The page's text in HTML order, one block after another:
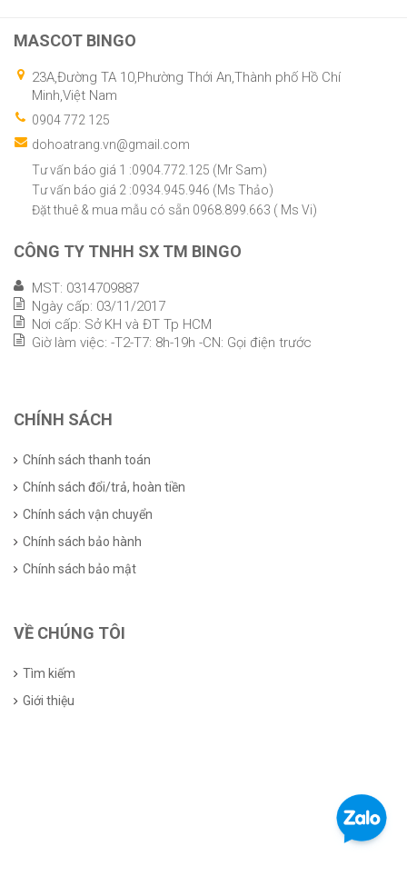
MASCOT BINGO
23A,Đường TA 10,Phường Thới An,Thành phố Hồ Chí
Minh,Việt Nam
0904 772 125
dohoatrang.vn@gmail.com
Tư vấn báo giá 1 :0904.772.125 (Mr Sam)
Tư vấn báo giá 2 :0934.945.946 (Ms Thảo)
Đặt thuê & mua mẫu có sẵn 0968.899.663 ( Ms Vi)
CÔNG TY TNHH SX TM BINGO
MST: 0314709887
Ngày cấp: 03/11/2017
Nơi cấp: Sở KH và ĐT Tp HCM
Giờ làm việc: -T2-T7: 8h-19h -CN: Gọi điện trước
CHÍNH SÁCH
Chính sách thanh toán
Chính sách đổi/trả, hoàn tiền
Chính sách vận chuyển
Chính sách bảo hành
Chính sách bảo mật
VỀ CHÚNG TÔI
Tìm kiếm
Giới thiệu